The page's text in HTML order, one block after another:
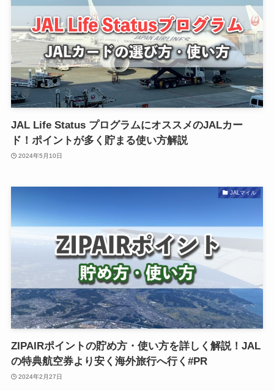
JAL Life Status プログラムにオススメのJALカー
ド！ポイントが多く貯まる使い方解説
2024年5月10日
JALマイル
ZIPAIRポイントの貯め方・使い方を詳しく解説！JAL
の特典航空券より安く海外旅行へ行く#PR
2024年2月27日